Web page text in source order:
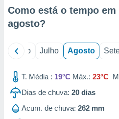
1199
Como está o tempo em
agosto?
Junho Julho Agosto
T. Média : 19°C Máx.: 23°C
Dias de chuva: 20 dias
Acum. de chuva: 262 mm